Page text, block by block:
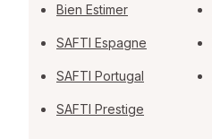
Bien Estimer
SAFTI Espagne
SAFTI Portugal
SAFTI Prestige